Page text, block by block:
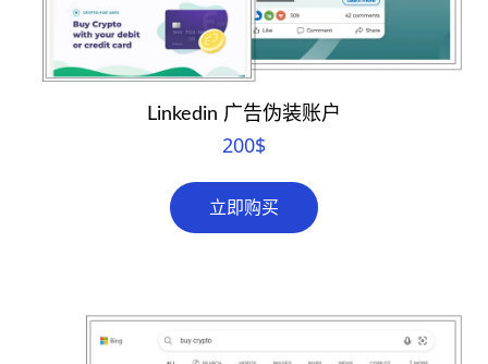
Linkedin 广告伪装账户
200$
立即购买